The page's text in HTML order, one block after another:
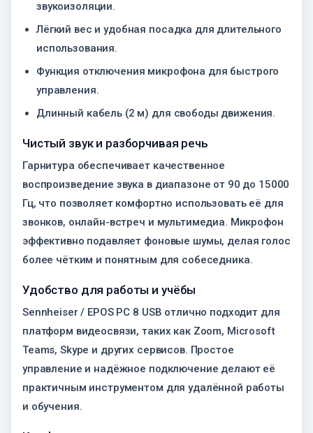
звукоизоляции.
Лёгкий вес и удобная посадка для длительного
использования.
Функция отключения микрофона для быстрого
управления.
Длинный кабель (2 м) для свободы движения.
Чистый звук и разборчивая речь
Гарнитура обеспечивает качественное
воспроизведение звука в диапазоне от 90 до 15000
Гц, что позволяет комфортно использовать её для
звонков, онлайн-встреч и мультимедиа. Микрофон
эффективно подавляет фоновые шумы, делая голос
более чётким и понятным для собеседника.
Удобство для работы и учёбы
Sennheiser / EPOS PC 8 USB отлично подходит для
платформ видеосвязи, таких как Zoom, Microsoft
Teams, Skype и других сервисов. Простое
управление и надёжное подключение делают её
практичным инструментом для удалённой работы
и обучения.